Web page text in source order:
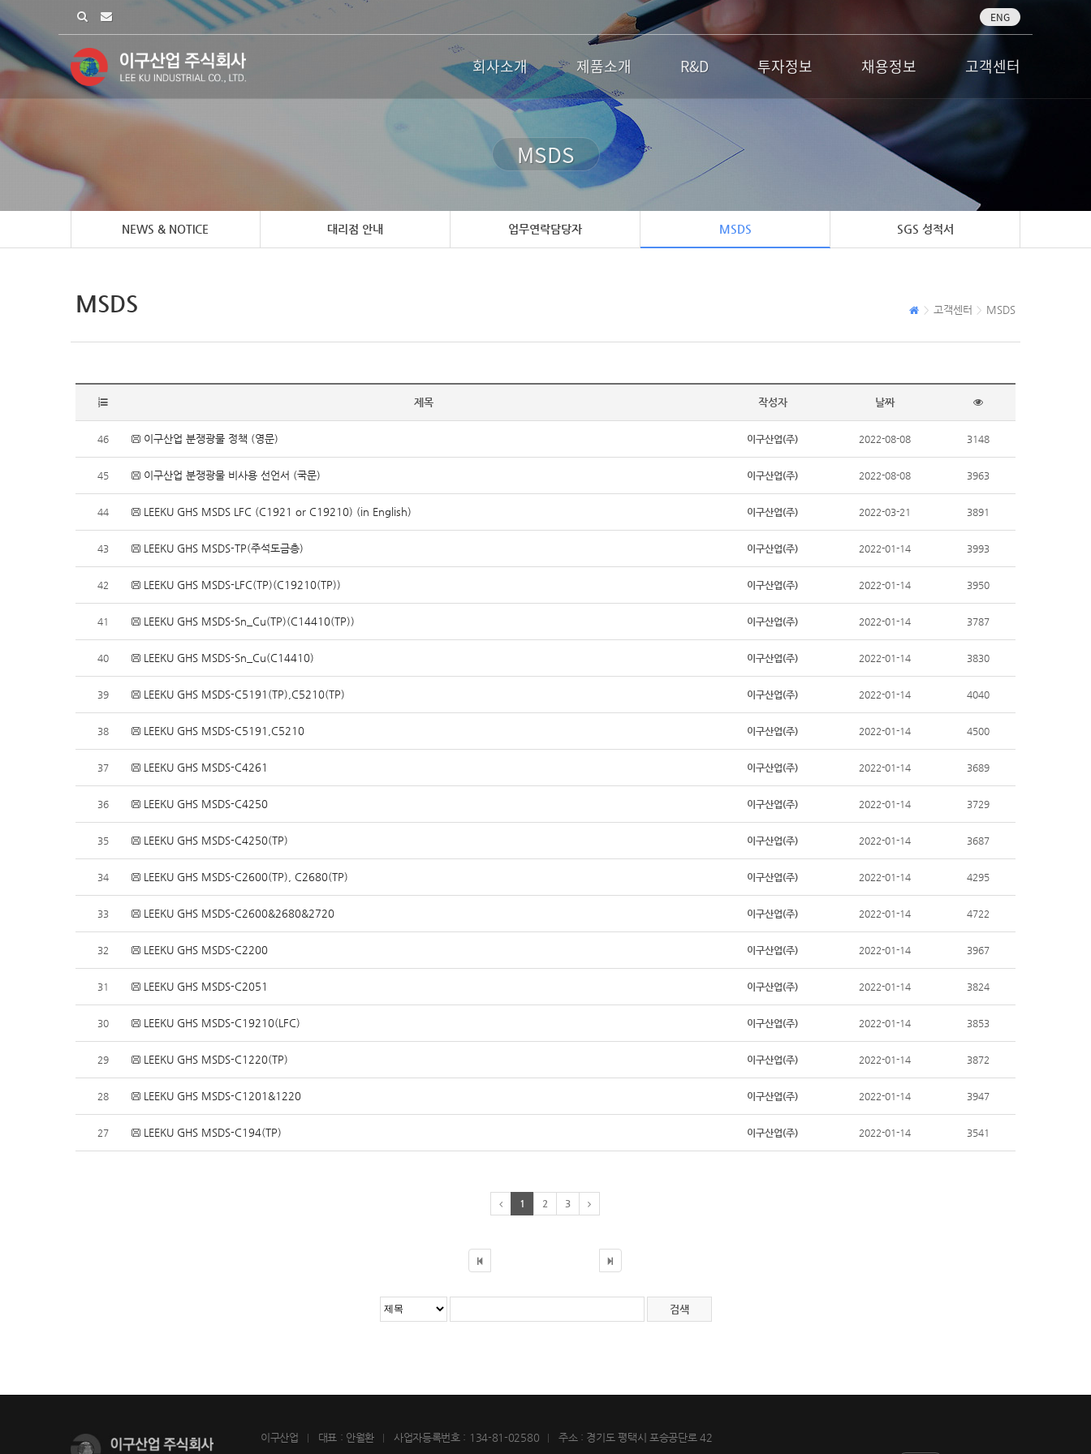
ENG
회사소개 제품소개 R&D 투자정보 채용정보 고객센터
MSDS
NEWS & NOTICE 대리점 안내 업무연락담당자 MSDS SGS 성적서
MSDS 고객센터 MSDS
제목 작성자 날짜
46 이구산업 분쟁광물 정책 (영문) 이구산업(주) 2022-08-08 3148
45 이구산업 분쟁광물 비사용 선언서 (국문) 이구산업(주) 2022-08-08 3963
44 LEEKU GHS MSDS LFC (C1921 or C19210) (in English) 이구산업(주) 2022-03-21 3891
43 LEEKU GHS MSDS-TP(주석도금층) 이구산업(주) 2022-01-14 3993
42 LEEKU GHS MSDS-LFC(TP)(C19210(TP)) 이구산업(주) 2022-01-14 3950
41 LEEKU GHS MSDS-Sn_Cu(TP)(C14410(TP)) 이구산업(주) 2022-01-14 3787
40 LEEKU GHS MSDS-Sn_Cu(C14410) 이구산업(주) 2022-01-14 3830
39 LEEKU GHS MSDS-C5191(TP),C5210(TP) 이구산업(주) 2022-01-14 4040
38 LEEKU GHS MSDS-C5191,C5210 이구산업(주) 2022-01-14 4500
37 LEEKU GHS MSDS-C4261 이구산업(주) 2022-01-14 3689
36 LEEKU GHS MSDS-C4250 이구산업(주) 2022-01-14 3729
35 LEEKU GHS MSDS-C4250(TP) 이구산업(주) 2022-01-14 3687
34 LEEKU GHS MSDS-C2600(TP), C2680(TP) 이구산업(주) 2022-01-14 4295
33 LEEKU GHS MSDS-C2600&2680&2720 이구산업(주) 2022-01-14 4722
32 LEEKU GHS MSDS-C2200 이구산업(주) 2022-01-14 3967
31 LEEKU GHS MSDS-C2051 이구산업(주) 2022-01-14 3824
30 LEEKU GHS MSDS-C19210(LFC) 이구산업(주) 2022-01-14 3853
29 LEEKU GHS MSDS-C1220(TP) 이구산업(주) 2022-01-14 3872
28 LEEKU GHS MSDS-C1201&1220 이구산업(주) 2022-01-14 3947
27 LEEKU GHS MSDS-C194(TP) 이구산업(주) 2022-01-14 3541
1 2 3
이구산업 대표 : 안월환 사업자등록번호 : 134-81-02580 주소 : 경기도 평택시 포승공단로 42